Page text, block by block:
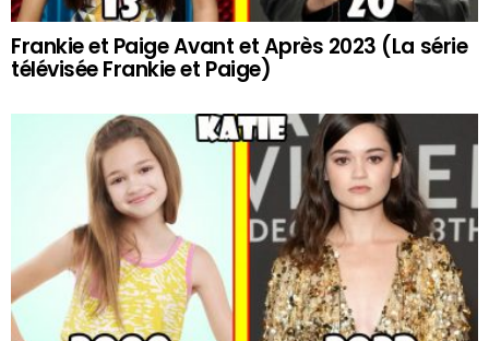
Frankie et Paige Avant et Après 2023 (La série
télévisée Frankie et Paige)